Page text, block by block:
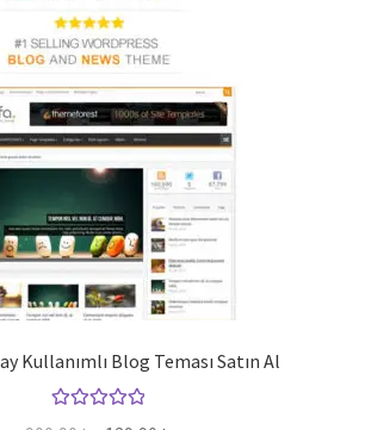
Kullanımlı Blog Teması Satın Al